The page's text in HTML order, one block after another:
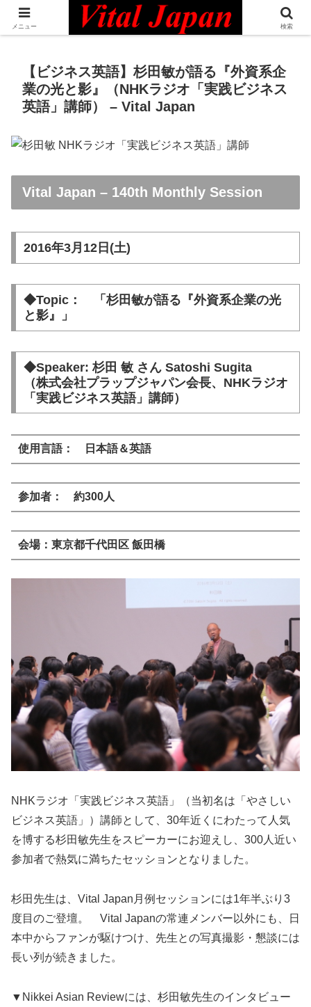
日本最大級の英語コミュニティ・Bilingual Professionals Network
【ビジネス英語】杉田敏が語る『外資系企
業の光と影』（NHKラジオ「実践ビジネス
英語」講師） – Vital Japan
Vital Japan – 140th Monthly Session
2016年3月12日(土)
◆Topic： 「杉田敏が語る『外資系企業の光
と影』」
◆Speaker: 杉田 敏 さん Satoshi Sugita
（株式会社プラップジャパン会長、NHKラジオ
「実践ビジネス英語」講師）
使用言語： 日本語＆英語
参加者： 約300人
会場：東京都千代田区 飯田橋
NHKラジオ「実践ビジネス英語」（当初名は「やさしい
ビジネス英語」）講師として、30年近くにわたって人気
を博する杉田敏先生をスピーカーにお迎えし、300人近い
参加者で熱気に満ちたセッションとなりました。
杉田先生は、Vital Japan月例セッションには1年半ぶり3
度目のご登壇。 Vital Japanの常連メンバー以外にも、日
本中からファンが駆けつけ、先生との写真撮影・懇談には
長い列が続きました。
▼Nikkei Asian Reviewには、杉田敏先生のインタビュー
メニュー 検索